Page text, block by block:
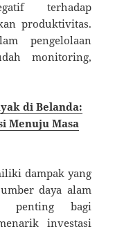
terhadap
produktivitas.
pengelolaan
monitoring,
di Belanda:
Menuju Masa
dampak yang
daya alam
penting bagi
investasi